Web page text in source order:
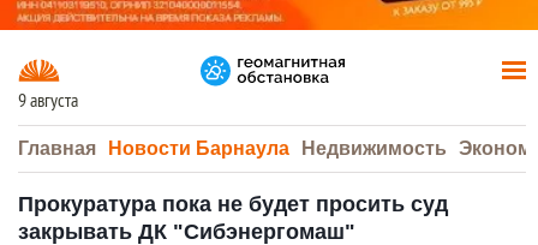
9 августа
Главная Новости Барнаула Недвижимость
Прокуратура пока не будет просить суд
закрывать ДК "Сибэнергомаш"